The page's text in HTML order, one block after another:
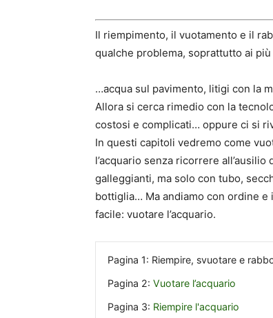
Il riempimento, il vuotamento e il
qualche problema, soprattutto ai
…acqua sul pavimento, litigi con la
Allora si cerca rimedio con la
costosi e complicati… oppure ci si
In questi capitoli vedremo come
l’acquario senza ricorrere
galleggianti, ma solo con tubo,
bottiglia… Ma andiamo con ordine e
facile: vuotare l’acquario.
Pagina 1: Riempire, svuotare e
Pagina 2: Vuotare l’acquario
Pagina 3: Riempire l'acquario